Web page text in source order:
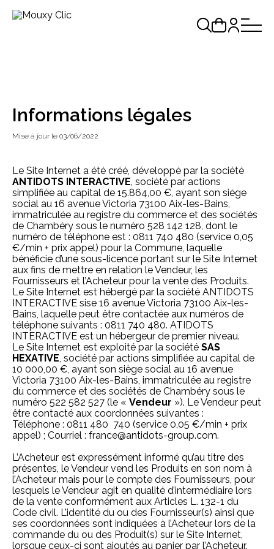
Informations légales
Mise à jour le 03/06/2022
Le Site Internet a été créé, développé par la société
ANTIDOTS INTERACTIVE, société par actions
simplifiée au capital de 15.864,00 €, ayant son siège
social au 16 avenue Victoria 73100 Aix-les-Bains,
immatriculée au registre du commerce et des sociétés
de Chambéry sous le numéro 528 142 128, dont le
numéro de téléphone est : 0811 740 480 (service 0,05
€/min + prix appel) pour la Commune, laquelle
bénéficie d’une sous-licence portant sur le Site Internet
aux fins de mettre en relation le Vendeur, les
Fournisseurs et l’Acheteur pour la vente des Produits.
Le Site Internet est hébergé par la société ANTIDOTS
INTERACTIVE sise 16 avenue Victoria 73100 Aix-les-
Bains, laquelle peut être contactée aux numéros de
téléphone suivants : 0811 740 480. ATIDOTS
INTERACTIVE est un hébergeur de premier niveau.
Le Site Internet est exploité par la société SAS
HEXATIVE, société par actions simplifiée au capital de
10 000,00 €, ayant son siège social au 16 avenue
Victoria 73100 Aix-les-Bains, immatriculée au registre
du commerce et des sociétés de Chambéry sous le
numéro 522 582 527 (le « Vendeur »). Le Vendeur peut
être contacté aux coordonnées suivantes :
Téléphone : 0811 480 740 (service 0,05 €/min + prix
appel) ; Courriel : france@antidots-group.com.
L’Acheteur est expressément informé qu’au titre des
présentes, le Vendeur vend les Produits en son nom à
l’Acheteur mais pour le compte des Fournisseurs, pour
lesquels le Vendeur agit en qualité d’intermédiaire lors
de la vente conformément aux Articles L. 132-1 du
Code civil. L’identité du ou des Fournisseur(s) ainsi que
ses coordonnées sont indiquées à l’Acheteur lors de la
commande du ou des Produit(s) sur le Site Internet,
lorsque ceux-ci sont ajoutés au panier par l’Acheteur.